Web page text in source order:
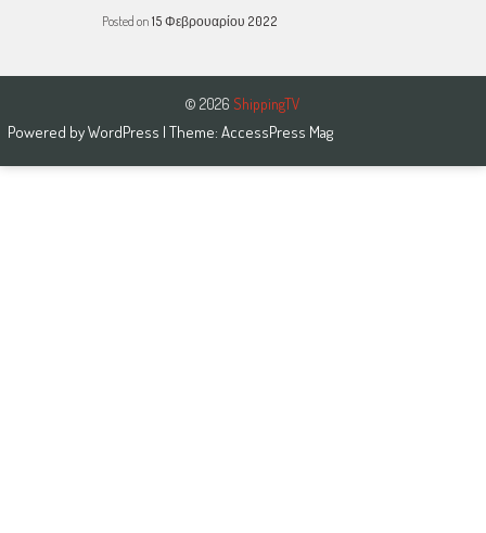
Posted on 15 Φεβρουαρίου 2022
© 2026 ShippingTV
Powered byWordPress | Theme: AccessPress Mag